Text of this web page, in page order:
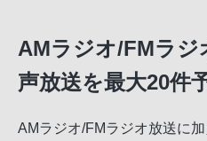
AMラジオ/FMラ
声放送を最大20件
AMラジオ/FMラジオ放送に